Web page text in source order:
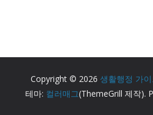
Copyright © 2026 생활행정 가
테마: 컬러매그(ThemeGrill 제작).